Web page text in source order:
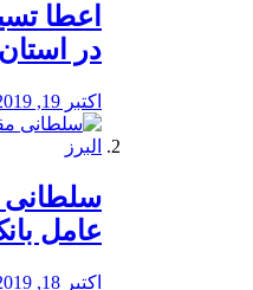
️اعطا
در استان
اکتبر 19, 2019
سلطانی
عامل
اکتبر 18, 2019